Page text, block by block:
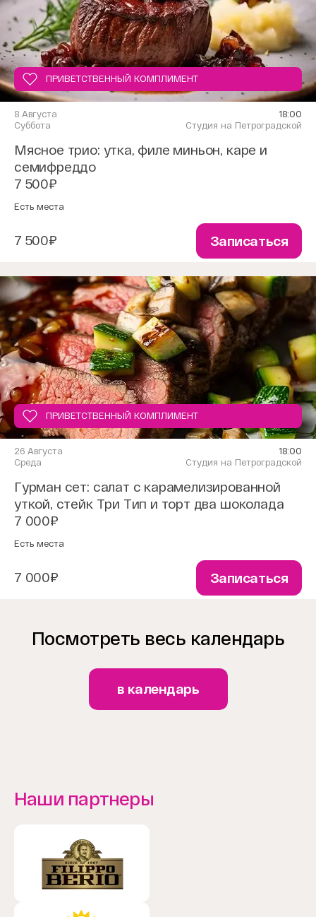
ПРИВЕТСТВЕННЫЙ КОМПЛИМЕНТ
8 Августа
Суббота
18:00
Студия на Петроградской
Мясное трио: утка, филе миньон, каре и
семифреддо
7 500₽
Есть места
7 500₽ Записаться
ПРИВЕТСТВЕННЫЙ КОМПЛИМЕНТ
26 Августа
Среда
18:00
Студия на Петроградской
Гурман сет: салат с карамелизированной
уткой, стейк Три Тип и торт два шоколада
7 000₽
Есть места
7 000₽ Записаться
Посмотреть весь календарь
в календарь
Наши партнеры